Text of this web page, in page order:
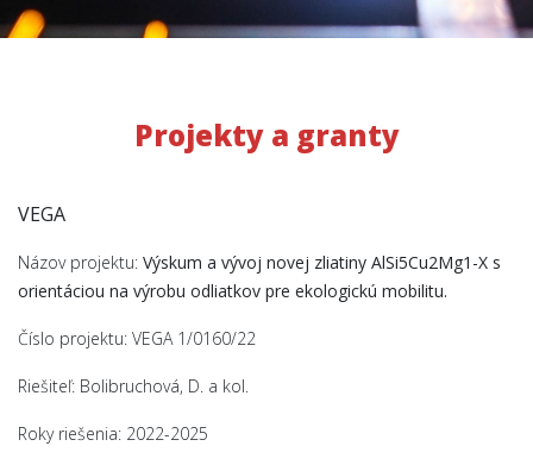
Projekty a granty
VEGA
Názov projektu: Výskum a vývoj novej zliatiny AlSi5Cu2Mg1-X s
orientáciou na výrobu odliatkov pre ekologickú mobilitu.
Číslo projektu: VEGA 1/0160/22
Riešiteľ: Bolibruchová, D. a kol.
Roky riešenia: 2022-2025